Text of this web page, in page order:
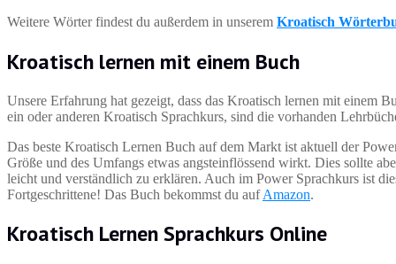
Weitere Wörter findest du außerdem in unserem Kroatisch
Kroatisch lernen mit einem Buch
Unsere Erfahrung hat gezeigt, dass das Kroatisch lernen mit einem
ein oder anderen Kroatisch Sprachkurs, sind die vorhanden
Das beste Kroatisch Lernen Buch auf dem Markt ist aktuell der
Größe und des Umfangs etwas angsteinflössend wirkt. Dies sollte
leicht und verständlich zu erklären. Auch im Power Sprachkurs ist
Fortgeschrittene! Das Buch bekommst du aufAmazon.
Kroatisch Lernen Sprachkurs Online